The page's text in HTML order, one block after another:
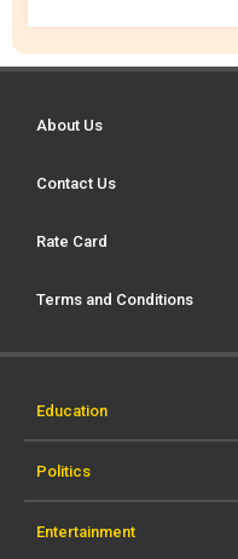
About Us
Contact Us
Rate Card
Terms and Conditions
Education
Politics
Entertainment